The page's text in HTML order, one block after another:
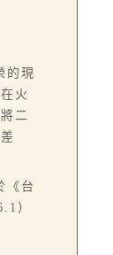
的現
火
二
《台
）